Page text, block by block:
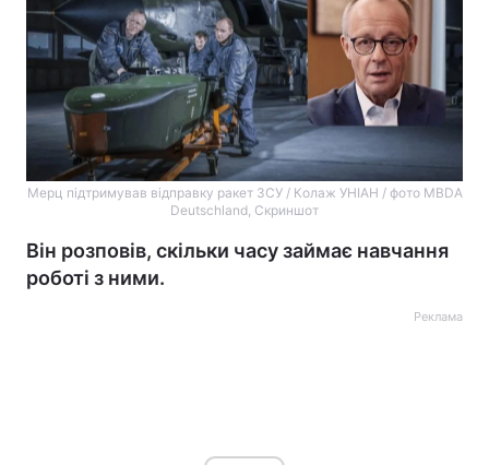
Мерц підтримував відправку ракет ЗСУ / Колаж УНІАН / фото MBDA
Deutschland, Скриншот
Він розповів, скільки часу займає навчання
роботі з ними.
Реклама